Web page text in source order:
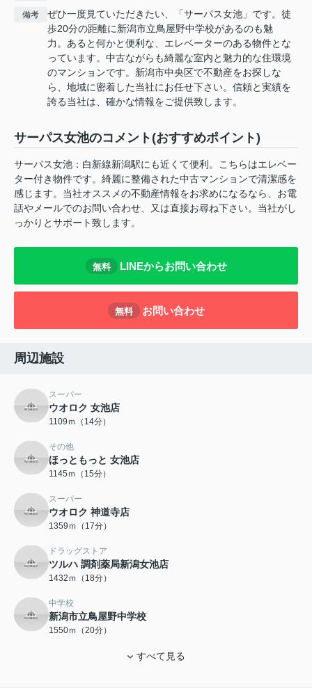
備考
ぜひ一度見ていただきたい、「サーパス女池」です。徒
歩20分の距離に新潟市立鳥屋野中学校があるのも魅
力。あると何かと便利な、エレベーターのある物件とな
っています。中古ながらも綺麗な室内と魅力的な住環境
のマンションです。新潟市中央区で不動産をお探しな
ら、地域に密着した当社にお任せ下さい。信頼と実績を
誇る当社は、確かな情報をご提供致します。
サーパス女池のコメント(おすすめポイント)
サーパス女池：白新線新潟駅にも近くて便利。こちらはエレベー
ター付き物件です。綺麗に整備された中古マンションで清潔感を
感じます。当社オススメの不動産情報をお求めになるなら、お電
話やメールでのお問い合わせ、又は直接お尋ね下さい。当社がし
っかりとサポート致します。
無料 LINEからお問い合わせ
無料 お問い合わせ
周辺施設
スーパー
ウオロク 女池店
1109ｍ（14分）
その他
ほっともっと 女池店
1145ｍ（15分）
スーパー
ウオロク 神道寺店
1359ｍ（17分）
ドラッグストア
ツルハ 調剤薬局新潟女池店
1432ｍ（18分）
中学校
新潟市立鳥屋野中学校
1550ｍ（20分）
すべて見る